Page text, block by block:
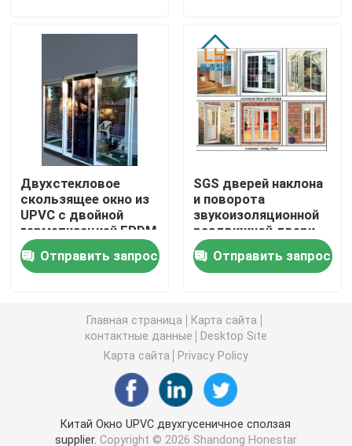
Профили двери UPVC
Профили окна UPVC
Профили штранг-прессования UPVC
окно окна upvc
окно upvc сползая
Раздвижная дверь UPVC
Окно термального перерыва алюминиевое
Двери термального перерыва алюминиевые
Двухстекловое
скользящее окно из
UPVC с двойной
герметизацией EPDM
Отправить запрос
SGS дверей наклона
и поворота
звукоизоляционной
раздвижной двери
УЛЬТРАФИОЛЕТОВЫЙ
устойчивый UPVC
UPVC аттестовал
Отправить запрос
Главная страница
Карта сайта
контактные данные
Desktop Site
Карта сайта
Privacy Policy
Китай Окно UPVC двухгусеничное сползая
supplier. Copyright © 2026 Shandong Honestar